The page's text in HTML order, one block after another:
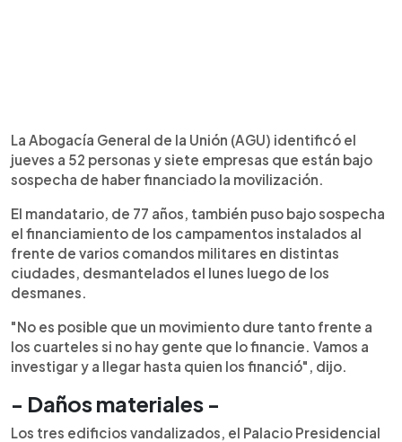
La Abogacía General de la Unión (AGU) identificó el
jueves a 52 personas y siete empresas que están bajo
sospecha de haber financiado la movilización.
El mandatario, de 77 años, también puso bajo sospecha
el financiamiento de los campamentos instalados al
frente de varios comandos militares en distintas
ciudades, desmantelados el lunes luego de los
desmanes.
"No es posible que un movimiento dure tanto frente a
los cuarteles si no hay gente que lo financie. Vamos a
investigar y a llegar hasta quien los financió", dijo.
- Daños materiales -
Los tres edificios vandalizados, el Palacio Presidencial